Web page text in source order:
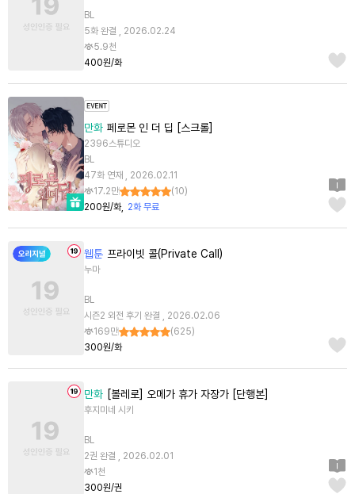
BL
5화 완결 , 2026.02.24
5.9천
400원/화
만화 페로몬 인 더 딥 [스크롤]
2396스튜디오
BL
47화 연재 , 2026.02.11
17.2만
(10)
200원/화
2화 무료
웹툰 프라이빗 콜(Private Call)
누마
BL
시즌2 외전 후기 완결 , 2026.02.06
169만
(625)
300원/화
만화 [볼레로] 오메가 휴가 자장가 [단행본]
후지미네 시키
BL
2권 완결 , 2026.02.01
1천
300원/권